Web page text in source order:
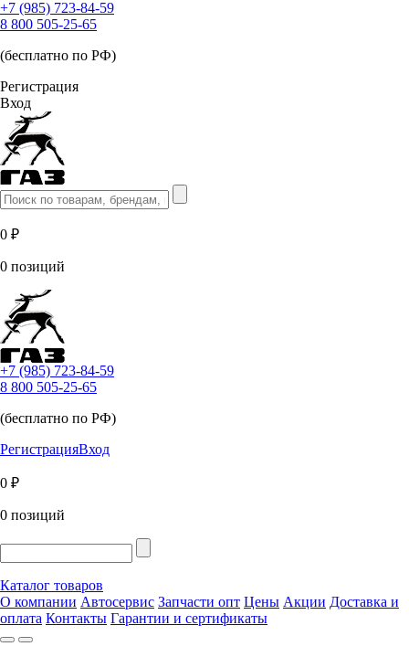
+7 (985) 723-84-59
8 800 505-25-65
(бесплатно по РФ)
Регистрация
Вход
0 ₽
0 позиций
+7 (985) 723-84-59
8 800 505-25-65
(бесплатно по РФ)
РегистрацияВход
0 ₽
0 позиций
Каталог товаров
О компании Автосервис Запчасти опт Цены Акции Доставка и
оплата Контакты Гарантии и сертификаты